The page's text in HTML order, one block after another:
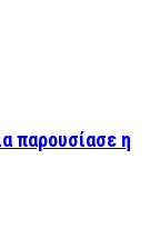
παρουσίασε η